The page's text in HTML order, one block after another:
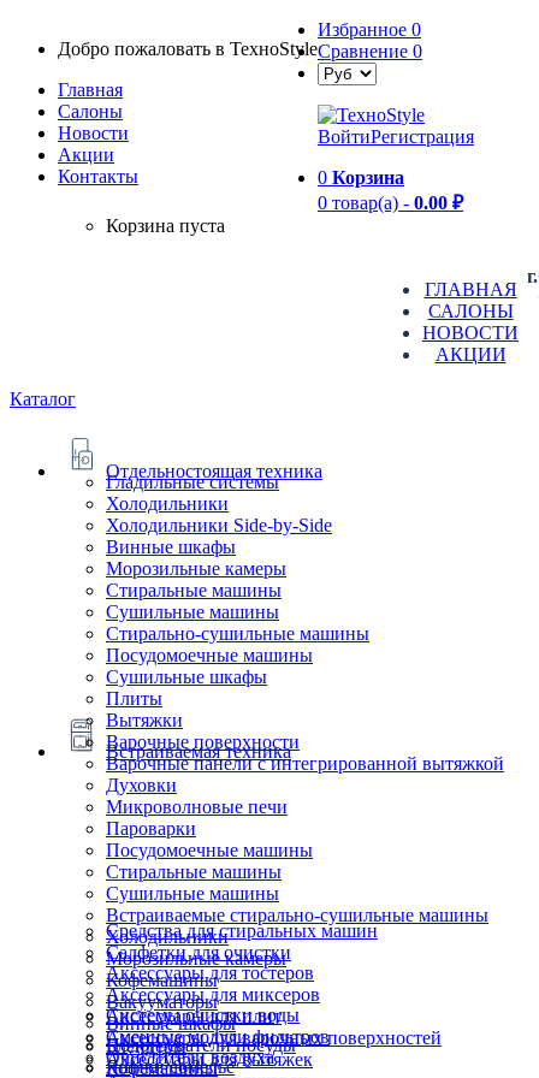
Добро пожаловать в TexноStyle
Главная
Салоны
Новости
Aкции
Контакты
Избранное 0
Сравнение 0
ВойтиРегистрация
0 Корзина
0 товар(а) - 0.00 ₽
Корзина пуста
ГЛАВНАЯ
САЛОНЫ
НОВОСТИ
АКЦИИ
Каталог
Отдельностоящая техника
Гладильные системы
Холодильники
Холодильники Side-by-Side
Винные шкафы
Морозильные камеры
Стиральные машины
Сушильные машины
Стирально-сушильные машины
Посудомоечные машины
Сушильные шкафы
Плиты
Встраиваемая техника
Вытяжки
Варочные поверхности
Варочные панели с интегрированной вытяжкой
Духовки
Микроволновые печи
Пароварки
Посудомоечные машины
Стиральные машины
Сушильные машины
Встраиваемые стирально-сушильные машины
Холодильники
Морозильные камеры
Кофемашины
Вакууматоры
Винные шкафы
Подогреватели посуды
Ящики сомелье
Блендеры
Кофемашины
Очистители воздуха
Системы очистки воды
Сменные модули фильтров
Аксессуары для тостеров
Аксессуары для миксеров
Аксессуары для плит
Аксессуары для варочных поверхностей
Аксессуары для вытяжек
Средства для стиральных машин
Салфетки для очистки